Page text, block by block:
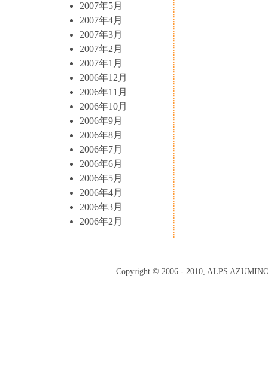
2007年5月
2007年4月
2007年3月
2007年2月
2007年1月
2006年12月
2006年11月
2006年10月
2006年9月
2006年8月
2006年7月
2006年6月
2006年5月
2006年4月
2006年3月
2006年2月
Copyright © 2006 - 2010, ALPS